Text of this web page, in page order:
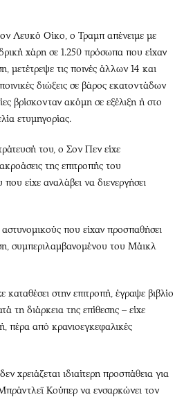
Λευκό Οίκο, ο Τραμπ απένειμε με
χάρη σε 1.250 πρόσωπα που είχαν
μετέτρεψε τις ποινές άλλων 14 και
διώξεις σε βάρος εκατοντάδων
βρίσκονταν ακόμη σε εξέλιξη ή στο
ετυμηγορίας.
του, ο Σον Πεν είχε
της επιτροπής του
είχε αναλάβει να διενεργήσει
που είχαν προσπαθήσει
συμπεριλαμβανομένου του Μάικλ
καταθέσει στην επιτροπή, έγραψε βιβλίο
τη διάρκεια της επίθεσης – είχε
πέρα από κρανιοεγκεφαλικές
χρειάζεται ιδιαίτερη προσπάθεια για
Κούπερ να ενσαρκώνει τον